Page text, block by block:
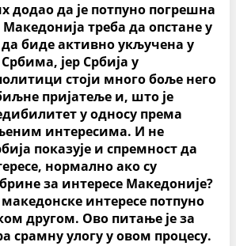
додао да је потпуно погрешна
треба да опстане у
биде активно укључена у
јер Србија у
стоји много боље него
пријатеље и, што је
у односу према
интересима. И не
показује и спремност да
нормално ако су
за интересе Македоније?
интересе потпуно
другом. Ово питање је за
срамну улогу у овом процесу.